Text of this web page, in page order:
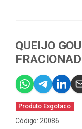
QUEIJO
Produto Esgotado
Código: 20086